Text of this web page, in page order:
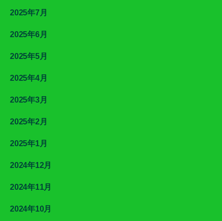
2025年7月
2025年6月
2025年5月
2025年4月
2025年3月
2025年2月
2025年1月
2024年12月
2024年11月
2024年10月